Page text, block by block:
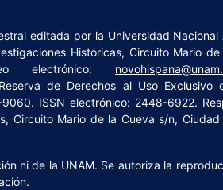
editada por la Universidad Nacional
Históricas, Circuito Mario
electrónico:
de Derechos al Uso
ISSN electrónico: 2448-6922.
Circuito Mario de la Cueva s/n, Ciudad
ni de la UNAM. Se autoriza la